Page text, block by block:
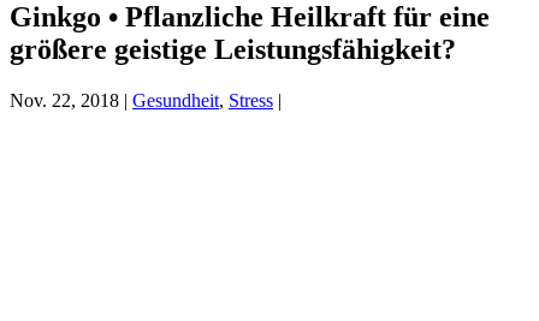
Ginkgo • Pflanzliche Heilkraft für eine
größere geistige Leistungsfähigkeit?
Nov. 22, 2018 | Gesundheit, Stress |